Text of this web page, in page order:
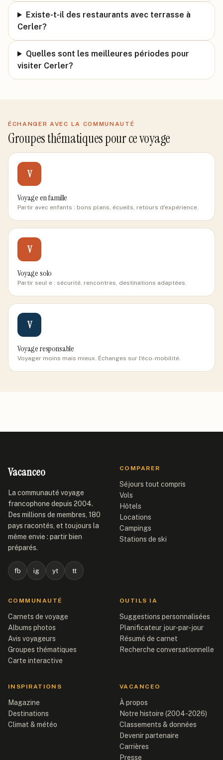
Existe-t-il des restaurants avec terrasse à
Cerler?
Quelles sont les meilleures périodes pour
visiter Cerler?
ÉCHANGER AVEC LA COMMUNAUTÉ
Groupes thématiques pour ce voyage
V
Voyage en famille
Partir avec enfants : bons plans, écueils, retours d'expérience.
V
Voyage solo
Partir seul·e : sécurité, rencontres, destinations adaptées.
V
Voyage responsable
Voyager moins mais mieux. Échanges sur l'éco-mobilité.
Vacanceo
La communauté voyage
francophone depuis 2004.
Des millions de membres, 180
pays racontés, et toujours la
même envie : partir bien
préparés.
fb ig yt tt
COMPARER
Séjours tout compris
Vols
Hôtels
Locations
Campings
Stations de ski
COMMUNAUTÉ
Carnets de voyage
Albums photos
Avis voyageurs
Groupes thématiques
Carte interactive
OUTILS IA
Suggestions personnalisées
Planificateur jour-par-jour
Résumé de carnet
Recherche conversationnelle
INSPIRATIONS
Magazine
Destinations
Climat & météo
VACANCEO
À propos
Notre histoire (2004-2026)
Classements & données
Devenir partenaire
Carrières
Presse